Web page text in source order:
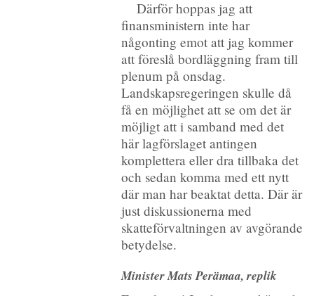
Därför hoppas jag att
finansministern inte har
någonting emot att jag kommer
att föreslå bordläggning fram till
plenum på onsdag.
Landskapsregeringen skulle då
få en möjlighet att se om det är
möjligt att i samband med det
här lagförslaget antingen
komplettera eller dra tillbaka det
och sedan komma med ett nytt
där man har beaktat detta. Där är
just diskussionerna med
skatteförvaltningen av avgörande
betydelse.
Minister Mats Perämaa, replik